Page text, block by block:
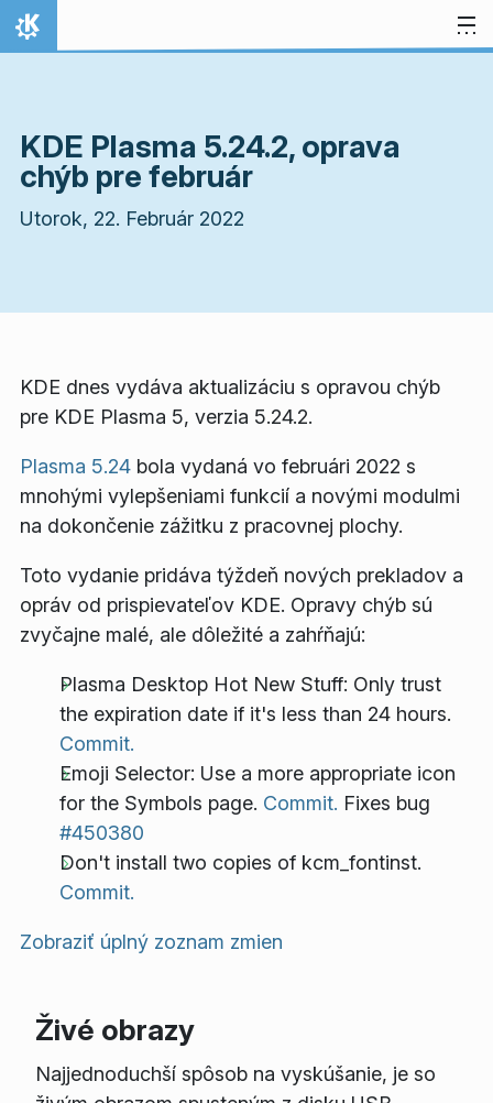
Preskočiť na obsah
Domov
KDE Plasma 5.24.2, oprava
chýb pre február
Utorok, 22. Február 2022
KDE dnes vydáva aktualizáciu s opravou chýb
pre KDE Plasma 5, verzia 5.24.2.
Plasma 5.24 bola vydaná vo februári 2022 s
mnohými vylepšeniami funkcií a novými modulmi
na dokončenie zážitku z pracovnej plochy.
Toto vydanie pridáva týždeň nových prekladov a
opráv od prispievateľov KDE. Opravy chýb sú
zvyčajne malé, ale dôležité a zahŕňajú:
Plasma Desktop Hot New Stuff: Only trust
the expiration date if it's less than 24 hours.
Commit.
Emoji Selector: Use a more appropriate icon
for the Symbols page. Commit. Fixes bug
#450380
Don't install two copies of kcm_fontinst.
Commit.
Zobraziť úplný zoznam zmien
Živé obrazy
Najjednoduchší spôsob na vyskúšanie, je so